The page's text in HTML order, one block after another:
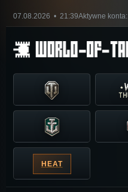
07.08.2026 • 21:39Aktywne konta:
HEAT